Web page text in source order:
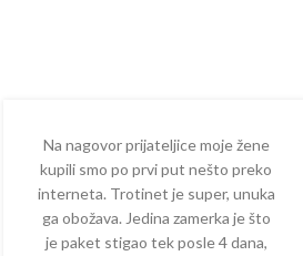
Na nagovor prijateljice moje žene
kupili smo po prvi put nešto preko
interneta. Trotinet je super, unuka
ga obožava. Jedina zamerka je što
je paket stigao tek posle 4 dana,